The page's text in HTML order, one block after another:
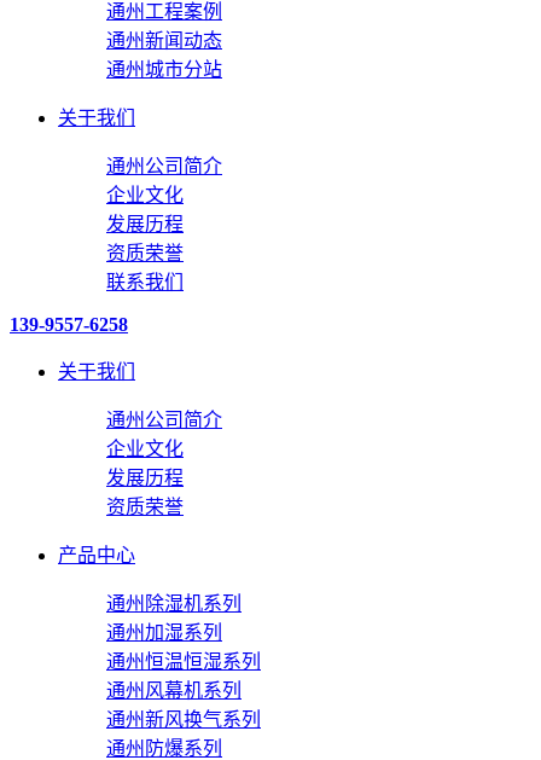
通州工程案例
通州新闻动态
通州城市分站
关于我们
通州公司简介
企业文化
发展历程
资质荣誉
联系我们
139-9557-6258
关于我们
通州公司简介
企业文化
发展历程
资质荣誉
产品中心
通州除湿机系列
通州加湿系列
通州恒温恒湿系列
通州风幕机系列
通州新风换气系列
通州防爆系列